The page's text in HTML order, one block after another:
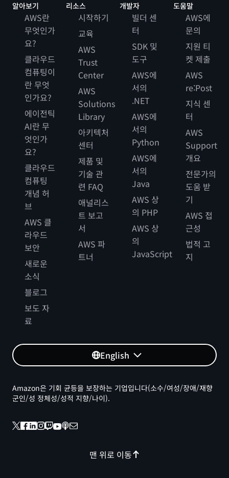
알아보기
AWS란
무엇인가
요?
클라우드
컴퓨팅이
란 무엇
인가요?
에이전틱
AI란 무
엇인가
요?
클라우드
컴퓨팅
개념 허
브
AWS 클
라우드
보안
새로운
소식
블로그
보도 자
료
리소스
시작하기
교육
AWS
Trust
Center
AWS
Solutions
Library
아키텍처
센터
제품 및
기술 관
련 FAQ
애널리스
트 보고
서
AWS 파
트너
개발자
빌더 센
터
SDK 및
도구
AWS에
서의
.NET
AWS에
서의
Python
AWS에
서의
Java
AWS 상
의 PHP
AWS 상
의
JavaScript
도움말
AWS에
문의
지원 티
켓 제출
AWS
re:Post
지식 센
터
AWS
Support
개요
전문가의
도움 받
기
AWS 접
근성
법적 고
지
English
맨 위로 이동
Amazon은 기회 균등을 보장하는 기업입니다(소수/여성/장애/재향
군인/성 정체성/성적 지향/나이).